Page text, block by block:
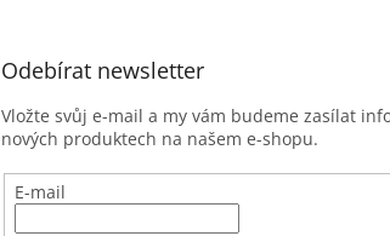
Odebírat newsletter
Vložte svůj e-mail a my vám budeme zasílat
nových produktech na našem e-shopu.
E-mail